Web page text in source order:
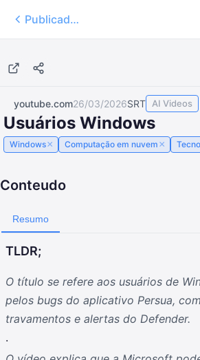
Publicados
youtube.com26/03/2026SRT AI Videos
Usuários Windows
Windows× Computação em nuvem ×
Conteudo
Resumo
TLDR;
O título se refere aos usuários de
pelos bugs do aplicativo Persua,
travamentos e alertas do Defender.
.